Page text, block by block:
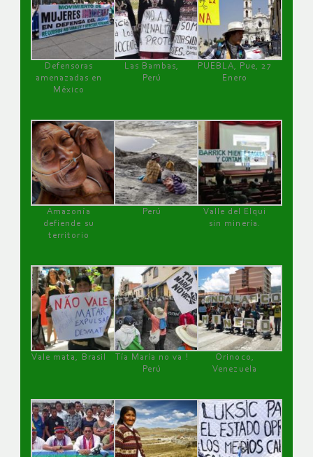
Defensoras
amenazadas en
México
Las Bambas,
Perú
PUEBLA, Pue, 27
Enero
Amazonía
defiende su
territorio
Perú
Valle del Elqui
sin minería.
Vale mata, Brasil
Tía María no va !
Perú
Orinoco,
Venezuela